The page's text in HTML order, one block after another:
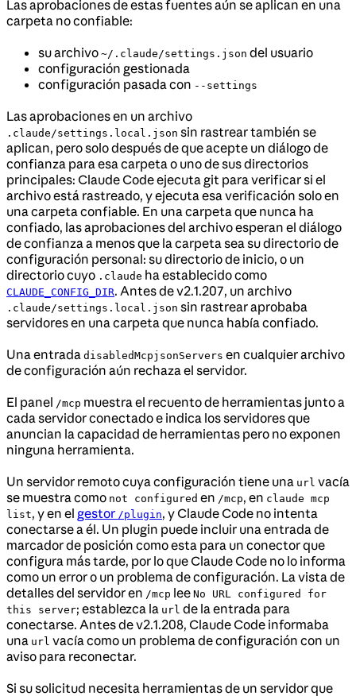
Las aprobaciones de estas fuentes aún se aplican en una
carpeta no confiable:
su archivo ~/.claude/settings.json del usuario
configuración gestionada
configuración pasada con --settings
Las aprobaciones en un archivo
.claude/settings.local.json sin rastrear también se
aplican, pero solo después de que acepte un diálogo de
confianza para esa carpeta o uno de sus directorios
principales: Claude Code ejecuta git para verificar si el
archivo está rastreado, y ejecuta esa verificación solo en
una carpeta confiable. En una carpeta que nunca ha
confiado, las aprobaciones del archivo esperan el diálogo
de confianza a menos que la carpeta sea su directorio de
configuración personal: su directorio de inicio, o un
directorio cuyo .claude ha establecido como
CLAUDE_CONFIG_DIR. Antes de v2.1.207, un archivo
.claude/settings.local.json sin rastrear aprobaba
servidores en una carpeta que nunca había confiado.
Una entrada disabledMcpjsonServers en cualquier archivo
de configuración aún rechaza el servidor.
El panel /mcp muestra el recuento de herramientas junto a
cada servidor conectado e indica los servidores que
anuncian la capacidad de herramientas pero no exponen
ninguna herramienta.
Un servidor remoto cuya configuración tiene una url vacía
se muestra como not configured en /mcp, en claude mcp
list, y en el gestor /plugin, y Claude Code no intenta
conectarse a él. Un plugin puede incluir una entrada de
marcador de posición como esta para un conector que
configura más tarde, por lo que Claude Code no lo informa
como un error o un problema de configuración. La vista de
detalles del servidor en /mcp lee No URL configured for
this server; establezca la url de la entrada para
conectarse. Antes de v2.1.208, Claude Code informaba
una url vacía como un problema de configuración con un
aviso para reconectar.
Si su solicitud necesita herramientas de un servidor que